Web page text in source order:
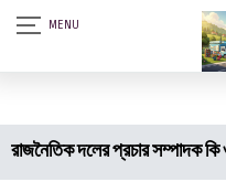
আস-সালামু আলাইকুম। SQSF-কাউন্সেলিং
সফটওয়্যার)।
রাজনৈতিক দলের প্রচার সম্পাদক